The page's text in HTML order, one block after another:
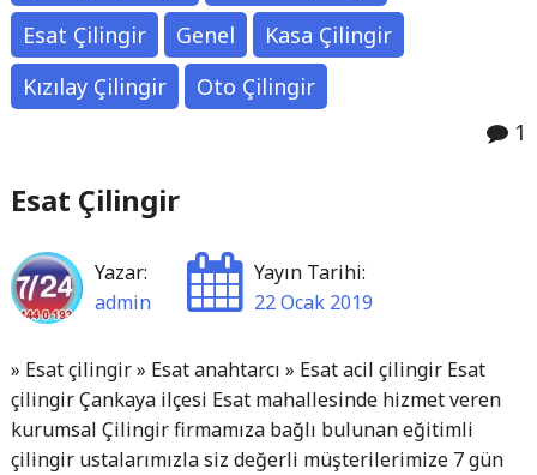
Esat Çilingir
Genel
Kasa Çilingir
Kızılay Çilingir
Oto Çilingir
1
Esat Çilingir
Yazar:
admin
Yayın Tarihi:
22 Ocak 2019
» Esat çilingir » Esat anahtarcı » Esat acil çilingir Esat
çilingir Çankaya ilçesi Esat mahallesinde hizmet veren
kurumsal Çilingir firmamıza bağlı bulunan eğitimli
çilingir ustalarımızla siz değerli müşterilerimize 7 gün